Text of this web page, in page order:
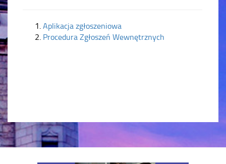
Aplikacja zgłoszeniowa
Procedura Zgłoszeń Wewnętrznych